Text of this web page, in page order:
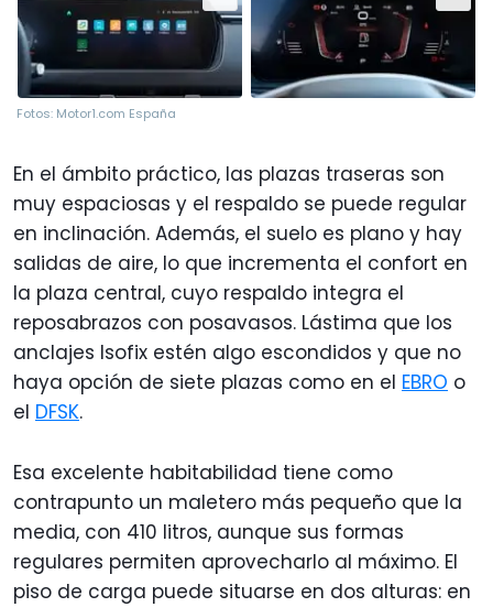
Fotos: Motor1.com España
En el ámbito práctico, las plazas traseras son
muy espaciosas y el respaldo se puede regular
en inclinación. Además, el suelo es plano y hay
salidas de aire, lo que incrementa el confort en
la plaza central, cuyo respaldo integra el
reposabrazos con posavasos. Lástima que los
anclajes Isofix estén algo escondidos y que no
haya opción de siete plazas como en el EBRO o
el DFSK.
Esa excelente habitabilidad tiene como
contrapunto un maletero más pequeño que la
media, con 410 litros, aunque sus formas
regulares permiten aprovecharlo al máximo. El
piso de carga puede situarse en dos alturas: en